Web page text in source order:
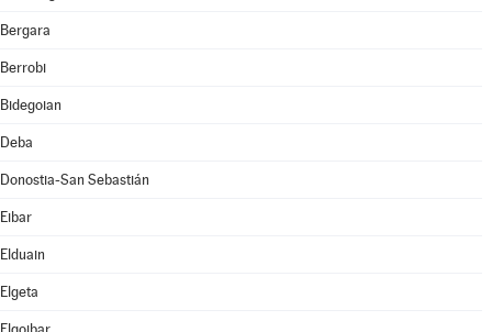
Bergara
Berrobi
Bidegoian
Deba
Donostia-San Sebastián
Eibar
Elduain
Elgeta